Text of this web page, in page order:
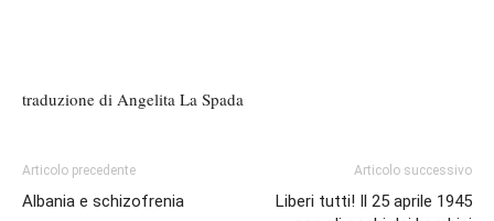
traduzione di Angelita La Spada
Articolo precedente
Albania e schizofrenia
Articolo successivo
Liberi tutti! Il 25 aprile 1945